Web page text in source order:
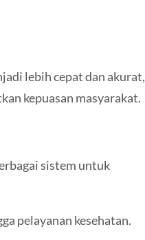
lebih cepat dan akurat,
kepuasan masyarakat.
sistem untuk
pelayanan kesehatan.